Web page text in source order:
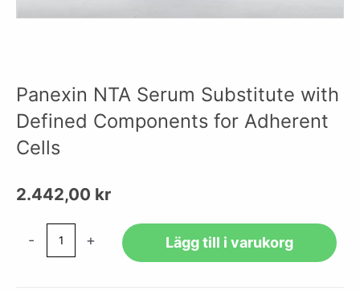
Panexin NTA Serum Substitute with
Defined Components for Adherent
Cells
2.442,00 kr
- + Lägg till i varukorg